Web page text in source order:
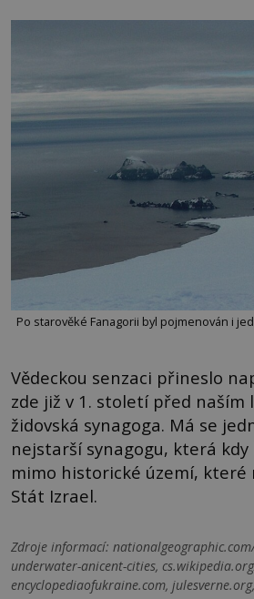
Po starověké Fanagorii byl pojmenován i
Vědeckou senzaci přineslo
zde již v 1. století před
židovská synagoga. Má se
nejstarší synagogu, která kdy
mimo historické území,
Stát Izrael.
Zdroje informací:
underwater-anicent-cities,
encyclopediaofukraine.com,